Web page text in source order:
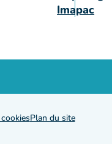
Imapac
Plan du site